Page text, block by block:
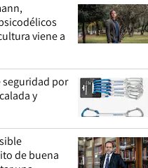
viene a
seguridad por
y
de buena